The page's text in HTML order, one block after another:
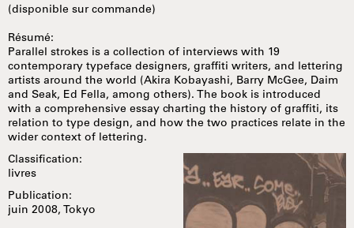
(disponible sur commande)
Résumé:
Parallel strokes is a collection of interviews with 19
contemporary typeface designers, graffiti writers, and lettering
artists around the world (Akira Kobayashi, Barry McGee, Daim
and Seak, Ed Fella, among others). The book is introduced
with a comprehensive essay charting the history of graffiti, its
relation to type design, and how the two practices relate in the
wider context of lettering.
Classification:
livres
Publication:
juin 2008, Tokyo